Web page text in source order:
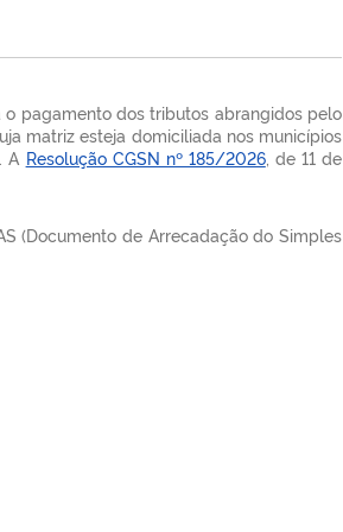
pagamento dos tributos abrangidos pelo
matriz esteja domiciliada nos municípios
A Resolução CGSN nº 185/2026, de 11 de
(Documento de Arrecadação do Simples